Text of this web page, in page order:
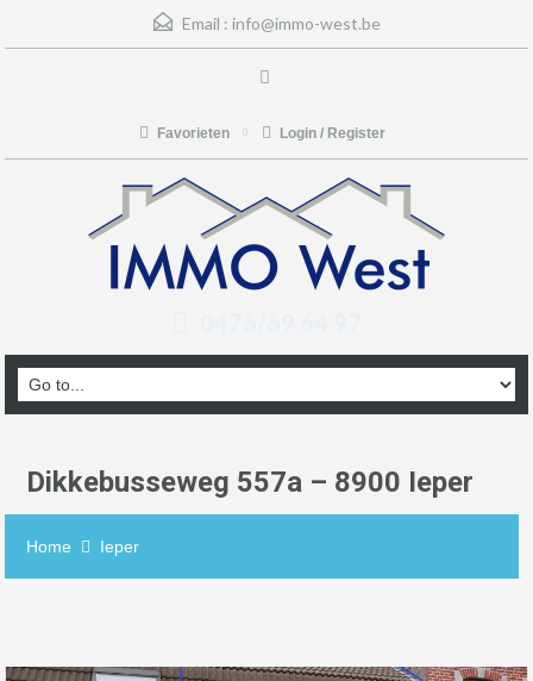
Email : info@immo-west.be
Favorieten Login / Register
Dikkebusseweg 557a – 8900 Ieper
Home Ieper